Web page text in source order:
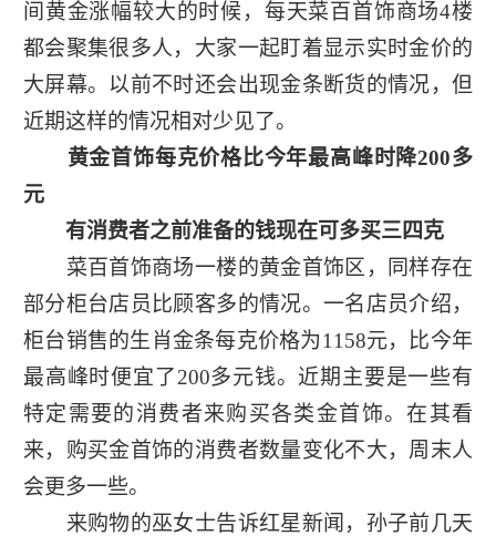
间黄金涨幅较大的时候，每天菜百首饰商场4楼
都会聚集很多人，大家一起盯着显示实时金价的
大屏幕。以前不时还会出现金条断货的情况，但
近期这样的情况相对少见了。
黄金首饰每克价格比今年最高峰时降200多
元
有消费者之前准备的钱现在可多买三四克
菜百首饰商场一楼的黄金首饰区，同样存在
部分柜台店员比顾客多的情况。一名店员介绍，
柜台销售的生肖金条每克价格为1158元，比今年
最高峰时便宜了200多元钱。近期主要是一些有
特定需要的消费者来购买各类金首饰。在其看
来，购买金首饰的消费者数量变化不大，周末人
会更多一些。
来购物的巫女士告诉红星新闻，孙子前几天